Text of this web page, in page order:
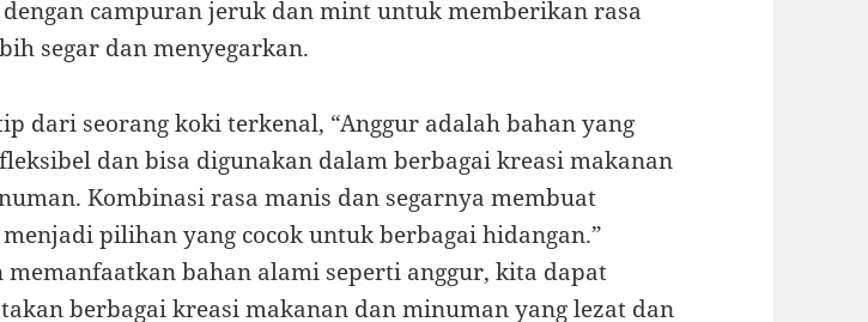
campuran jeruk dan mint untuk memberikan rasa
segar dan menyegarkan.
dari seorang koki terkenal, “Anggur adalah bahan yang
dan bisa digunakan dalam berbagai kreasi makanan
Kombinasi rasa manis dan segarnya membuat
pilihan yang cocok untuk berbagai hidangan.”
memanfaatkan bahan alami seperti anggur, kita dapat
berbagai kreasi makanan dan minuman yang lezat dan